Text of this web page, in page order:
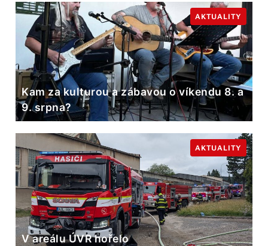
Kam za kulturou a zábavou o víkendu 8. a
9. srpna?
AKTUALITY
V areálu ÚVR hořelo
AKTUALITY